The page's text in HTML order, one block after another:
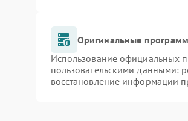
Оригинальные
Использование официальных
пользовательскими данными:
восстановление информации